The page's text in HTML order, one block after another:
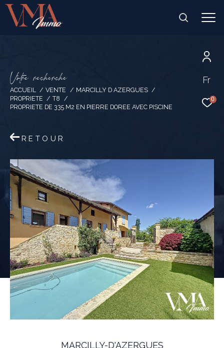
Fr
0
Votre recherche
ACCUEIL VENTE
MARCILLY D AZERGUES
PROPRIETE
T8
PROPRIETE DE 335 M2 EN PIERRE DOREE AVEC PISCINE
RETOUR
MARCILLY-D'AZERGUES